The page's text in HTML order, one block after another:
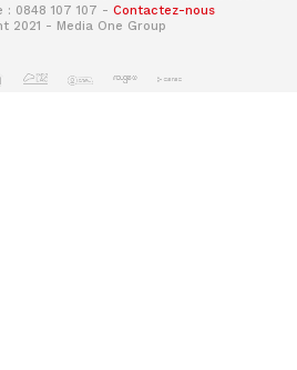
0848 107 107 - Contactez-nous
2021 - Media One Group